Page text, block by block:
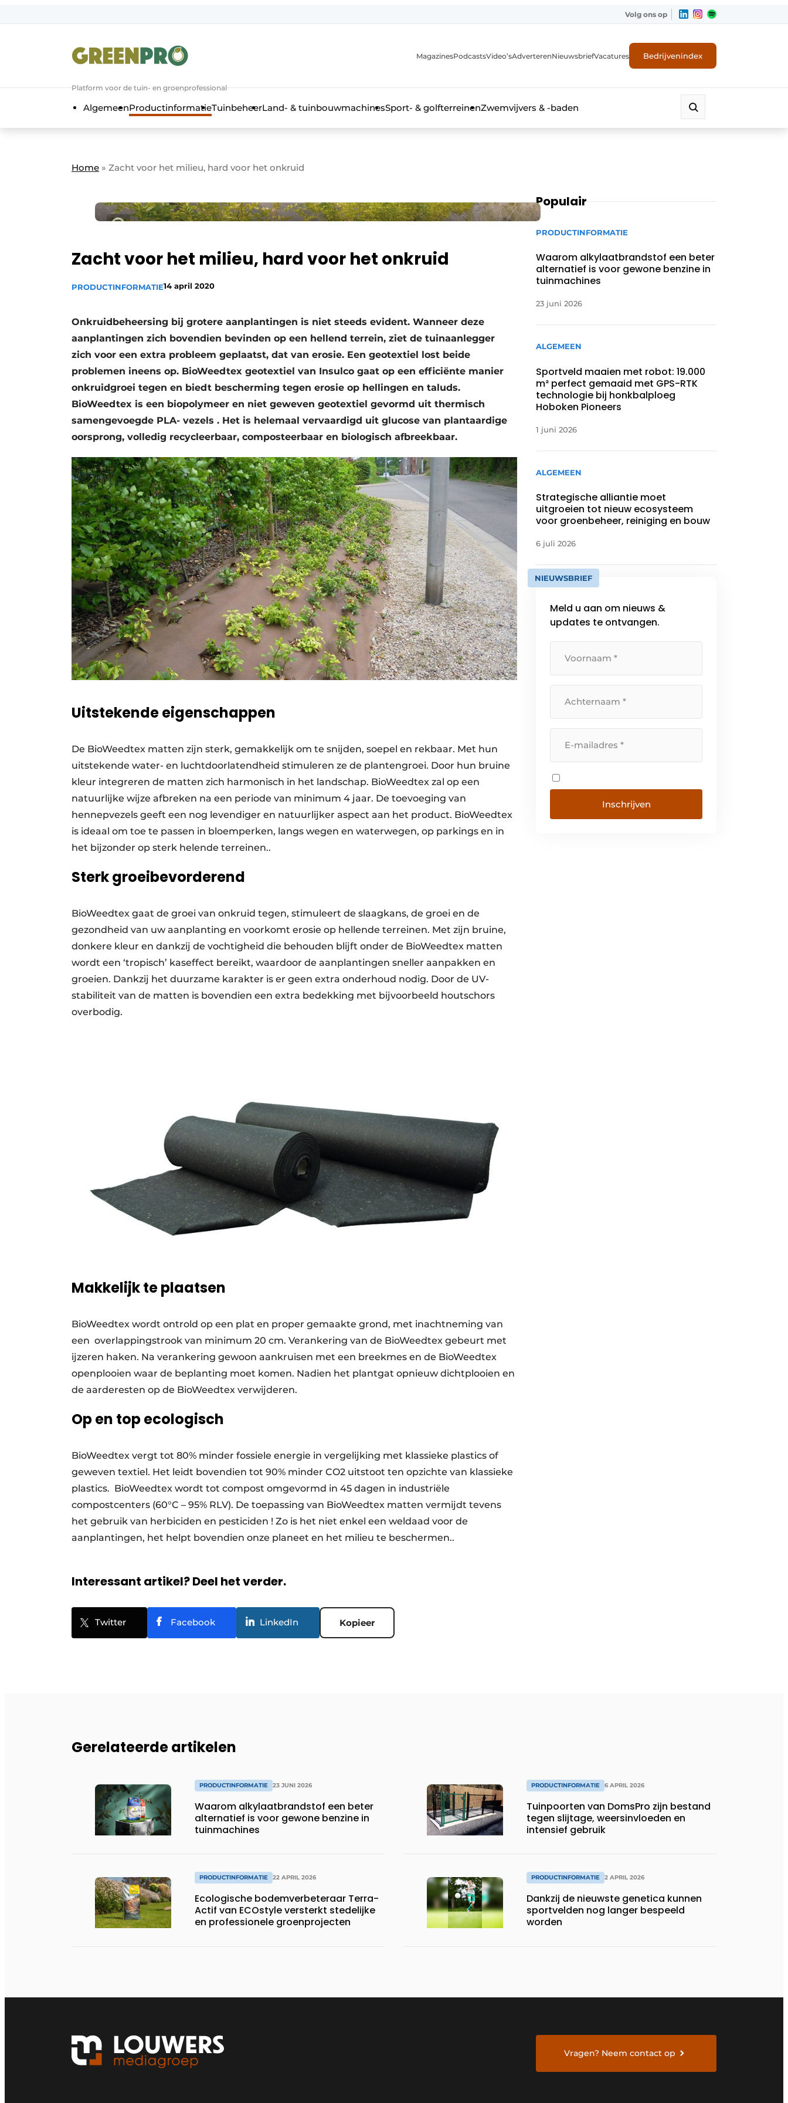
Algemene voorwaarden
Contact
GreenPro | Platform voor de tuin- en groenprofessional
Nieuwsbrief
Privacy / Cookie statement
Volg ons op
Platform voor de tuin- en groenprofessional
MagazinesPodcastsVideo’sAdverterenNieuwsbriefVacatures Bedrijvenindex
AlgemeenProductinformatieTuinbeheerLand- & tuinbouwmachinesSport- & golfterreinenZwemvijvers & -baden
Home » Zacht voor het milieu, hard voor het onkruid
Zacht voor het milieu, hard voor het onkruid
PRODUCTINFORMATIE14 april 2020
Onkruidbeheersing bij grotere aanplantingen is niet steeds evident. Wanneer deze
aanplantingen zich bovendien bevinden op een hellend terrein, ziet de tuinaanlegger
zich voor een extra probleem geplaatst, dat van erosie. Een geotextiel lost beide
problemen ineens op. BioWeedtex geotextiel van Insulco gaat op een efficiënte manier
onkruidgroei tegen en biedt bescherming tegen erosie op hellingen en taluds.
BioWeedtex is een biopolymeer en niet geweven geotextiel gevormd uit thermisch
samengevoegde PLA- vezels . Het is helemaal vervaardigd uit glucose van plantaardige
oorsprong, volledig recycleerbaar, composteerbaar en biologisch afbreekbaar.
Uitstekende eigenschappen
De BioWeedtex matten zijn sterk, gemakkelijk om te snijden, soepel en rekbaar. Met hun
uitstekende water- en luchtdoorlatendheid stimuleren ze de plantengroei. Door hun bruine
kleur integreren de matten zich harmonisch in het landschap. BioWeedtex zal op een
natuurlijke wijze afbreken na een periode van minimum 4 jaar. De toevoeging van
hennepvezels geeft een nog levendiger en natuurlijker aspect aan het product. BioWeedtex
is ideaal om toe te passen in bloemperken, langs wegen en waterwegen, op parkings en in
het bijzonder op sterk helende terreinen..
Sterk groeibevorderend
BioWeedtex gaat de groei van onkruid tegen, stimuleert de slaagkans, de groei en de
gezondheid van uw aanplanting en voorkomt erosie op hellende terreinen. Met zijn bruine,
donkere kleur en dankzij de vochtigheid die behouden blijft onder de BioWeedtex matten
wordt een ‘tropisch’ kaseffect bereikt, waardoor de aanplantingen sneller aanpakken en
groeien. Dankzij het duurzame karakter is er geen extra onderhoud nodig. Door de UV-
stabiliteit van de matten is bovendien een extra bedekking met bijvoorbeeld houtschors
overbodig.
Makkelijk te plaatsen
BioWeedtex wordt ontrold op een plat en proper gemaakte grond, met inachtneming van
een overlappingstrook van minimum 20 cm. Verankering van de BioWeedtex gebeurt met
ijzeren haken. Na verankering gewoon aankruisen met een breekmes en de BioWeedtex
openplooien waar de beplanting moet komen. Nadien het plantgat opnieuw dichtplooien en
de aarderesten op de BioWeedtex verwijderen.
Op en top ecologisch
BioWeedtex vergt tot 80% minder fossiele energie in vergelijking met klassieke plastics of
geweven textiel. Het leidt bovendien tot 90% minder CO2 uitstoot ten opzichte van klassieke
plastics. BioWeedtex wordt tot compost omgevormd in 45 dagen in industriële
compostcenters (60°C – 95% RLV). De toepassing van BioWeedtex matten vermijdt tevens
het gebruik van herbiciden en pesticiden ! Zo is het niet enkel een weldaad voor de
aanplantingen, het helpt bovendien onze planeet en het milieu te beschermen..
Interessant artikel? Deel het verder.
Twitter Facebook LinkedIn Kopieer
Populair
PRODUCTINFORMATIE
Waarom alkylaatbrandstof een beter
alternatief is voor gewone benzine in
tuinmachines
23 juni 2026
ALGEMEEN
Sportveld maaien met robot: 19.000
m² perfect gemaaid met GPS-RTK
technologie bij honkbalploeg
Hoboken Pioneers
1 juni 2026
ALGEMEEN
Strategische alliantie moet
uitgroeien tot nieuw ecosysteem
voor groenbeheer, reiniging en bouw
6 juli 2026
NIEUWSBRIEF
Meld u aan om nieuws &
updates te ontvangen.
Gerelateerde artikelen
PRODUCTINFORMATIE 23 JUNI 2026
Waarom alkylaatbrandstof een beter
alternatief is voor gewone benzine in
tuinmachines
PRODUCTINFORMATIE 22 APRIL 2026
Ecologische bodemverbeteraar Terra-
Actif van ECOstyle versterkt stedelijke
en professionele groenprojecten
PRODUCTINFORMATIE 6 APRIL 2026
Tuinpoorten van DomsPro zijn bestand
tegen slijtage, weersinvloeden en
intensief gebruik
PRODUCTINFORMATIE 2 APRIL 2026
Dankzij de nieuwste genetica kunnen
sportvelden nog langer bespeeld
worden
Vragen? Neem contact op